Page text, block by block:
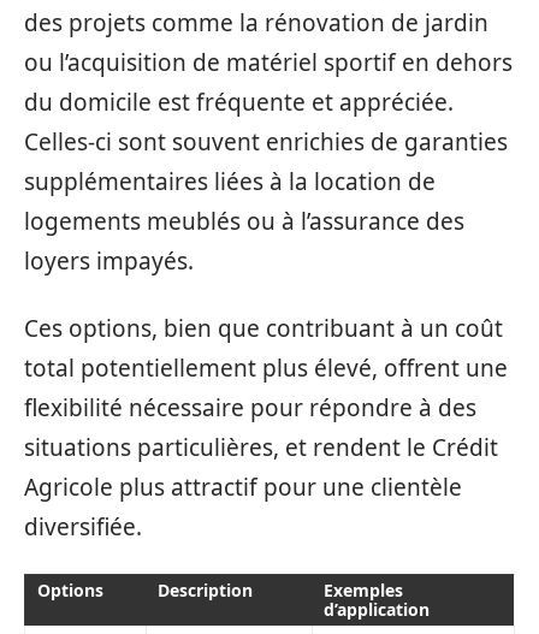
des projets comme la rénovation de jardin
ou l’acquisition de matériel sportif en dehors
du domicile est fréquente et appréciée.
Celles-ci sont souvent enrichies de garanties
supplémentaires liées à la location de
logements meublés ou à l’assurance des
loyers impayés.
Ces options, bien que contribuant à un coût
total potentiellement plus élevé, offrent une
flexibilité nécessaire pour répondre à des
situations particulières, et rendent le Crédit
Agricole plus attractif pour une clientèle
diversifiée.
Options Description
Exemples
d’application